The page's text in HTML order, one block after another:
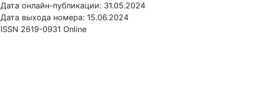
Дата онлайн-публикации: 31.05.2024
Дата выхода номера: 15.06.2024
ISSN 2619-0931 Online